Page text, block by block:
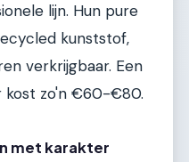
lijn. Hun pure
kunststof,
verkrijgbaar. Een
kost zo'n €60-€80.
met karakter